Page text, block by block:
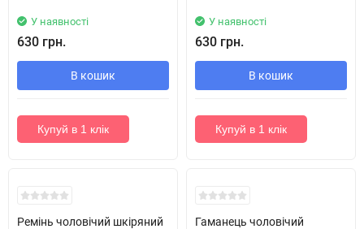
У наявності
630 грн.
В кошик
Купуй в 1 клік
У наявності
630 грн.
В кошик
Купуй в 1 клік
Новинка!
Ремінь чоловічий шкіряний
Новинка!
Гаманець чоловічий